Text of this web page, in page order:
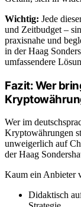
Wichtig: Jede
und Zeitbudget –
praxisnahe und
in der Haag
umfassendere
Fazit: Wer
Wer im
Kryptowährungen
unweigerlich auf
der Haag
Kaum ein Anbieter
Didaktisch